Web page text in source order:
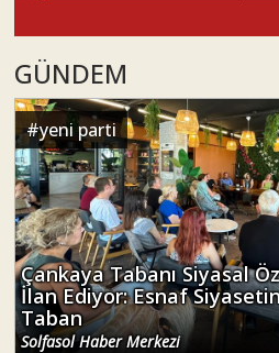
GÜNDEM
#yeni parti
Çankaya Tabanı Siyasal
İlan Ediyor: Esnaf
Taban
Solfasol Haber Merkezi